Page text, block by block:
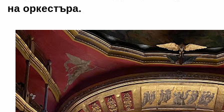
на оркестъра.